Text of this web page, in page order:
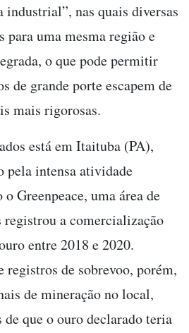
industrial”, nas quais diversas
para uma mesma região e
o que pode permitir
de grande porte escapem de
mais rigorosas.
está em Itaituba (PA),
intensa atividade
Greenpeace, uma área de
registrou a comercialização
entre 2018 e 2020.
registros de sobrevoo, porém,
de mineração no local,
de que o ouro declarado teria